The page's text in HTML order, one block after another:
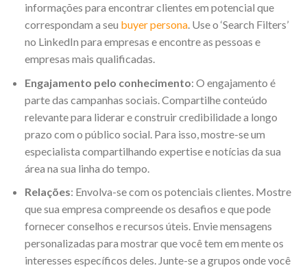
informações para encontrar clientes em potencial que
correspondam a seu buyer persona. Use o ‘Search Filters’
no LinkedIn para empresas e encontre as pessoas e
empresas mais qualificadas.
Engajamento pelo conhecimento: O engajamento é
parte das campanhas sociais. Compartilhe conteúdo
relevante para liderar e construir credibilidade a longo
prazo com o público social. Para isso, mostre-se um
especialista compartilhando expertise e notícias da sua
área na sua linha do tempo.
Relações: Envolva-se com os potenciais clientes. Mostre
que sua empresa compreende os desafios e que pode
fornecer conselhos e recursos úteis. Envie mensagens
personalizadas para mostrar que você tem em mente os
interesses específicos deles. Junte-se a grupos onde você